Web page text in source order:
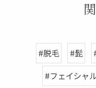
#脱毛 #髭
#フェイシャ